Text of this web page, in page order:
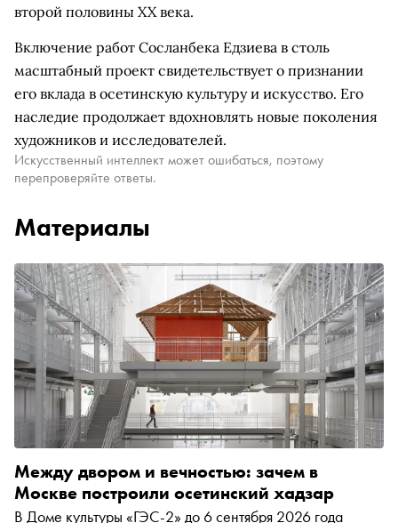
второй половины XX века.
Включение работ Сосланбека Едзиева в столь
масштабный проект свидетельствует о признании
его вклада в осетинскую культуру и искусство. Его
наследие продолжает вдохновлять новые поколения
художников и исследователей.
Искусственный интеллект может ошибаться, поэтому
перепроверяйте ответы.
Материалы
Между двором и вечностью: зачем в
Москве построили осетинский хадзар
В Доме культуры «ГЭС-2» до 6 сентября 2026 года